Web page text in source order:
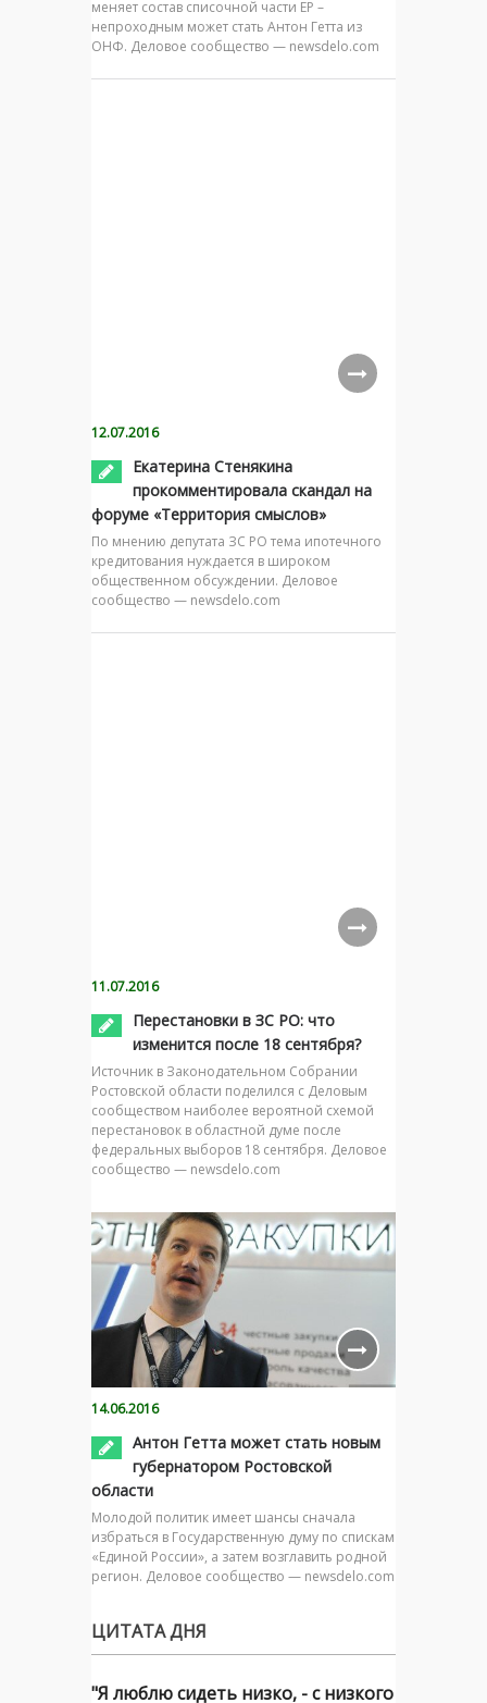
меняет состав списочной части ЕР –
непроходным может стать Антон Гетта из
ОНФ. Деловое сообщество — newsdelo.com
12.07.2016
Екатерина Стенякина
прокомментировала скандал на
форуме «Территория смыслов»
По мнению депутата ЗС РО тема ипотечного
кредитования нуждается в широком
общественном обсуждении. Деловое
сообщество — newsdelo.com
11.07.2016
Перестановки в ЗС РО: что
изменится после 18 сентября?
Источник в Законодательном Собрании
Ростовской области поделился с Деловым
сообществом наиболее вероятной схемой
перестановок в областной думе после
федеральных выборов 18 сентября. Деловое
сообщество — newsdelo.com
14.06.2016
Антон Гетта может стать новым
губернатором Ростовской
области
Молодой политик имеет шансы сначала
избраться в Государственную думу по спискам
«Единой России», а затем возглавить родной
регион. Деловое сообщество — newsdelo.com
ЦИТАТА ДНЯ
"Я люблю сидеть низко, - с низкого